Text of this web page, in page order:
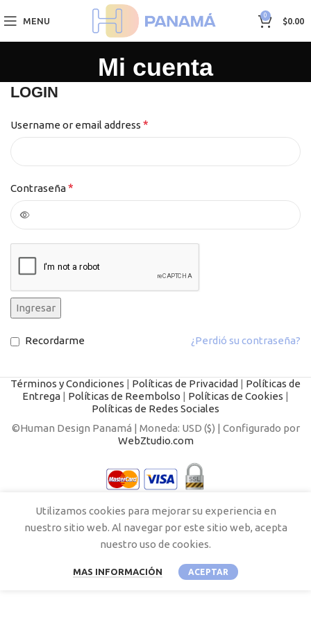
MENU
0
$0.00
Mi cuenta
LOGIN
Username or email address *
Contraseña*
Ingresar
¿Perdió su contraseña?
Recordarme
Términos y Condiciones | Políticas de Privacidad | Políticas de
Entrega | Políticas de Reembolso | Políticas de Cookies |
Políticas de Redes Sociales
©Human Design Panamá | Moneda: USD ($) | Configurado por
WebZtudio.com
Utilizamos cookies para mejorar su experiencia en
nuestro sitio web. Al navegar por este sitio web, acepta
nuestro uso de cookies.
MAS INFORMACIÓN ACEPTAR